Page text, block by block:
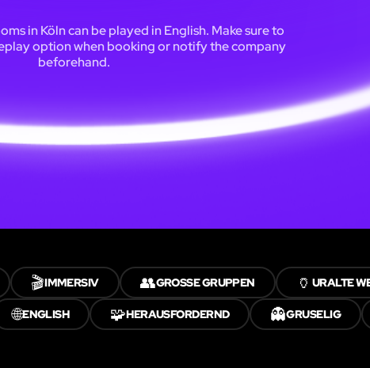
in Köln can be played in English. Make sure to
option when booking or notify the company
beforehand.
🎬IMMERSIV 👥GROSSE GRUPPEN 🏺 URALTE
🌐ENGLISH 🧩HERAUSFORDERND 👻GRUSELIG